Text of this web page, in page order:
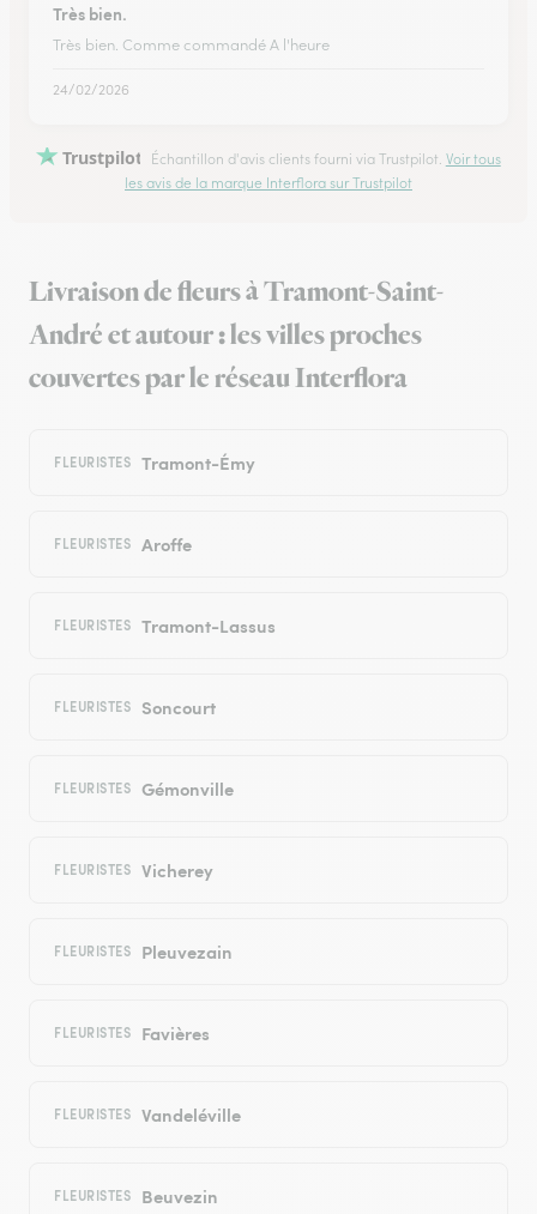
Très bien.
Très bien. Comme commandé A l'heure
24/02/2026
Trustpilot Échantillon d'avis clients fourni via Trustpilot. Voir tous
les avis de la marque Interflora sur Trustpilot
Livraison de fleurs à Tramont-Saint-
André et autour : les villes proches
couvertes par le réseau Interflora
FLEURISTES Tramont-Émy
FLEURISTES Aroffe
FLEURISTES Tramont-Lassus
FLEURISTES Soncourt
FLEURISTES Gémonville
FLEURISTES Vicherey
FLEURISTES Pleuvezain
FLEURISTES Favières
FLEURISTES Vandeléville
FLEURISTES Beuvezin